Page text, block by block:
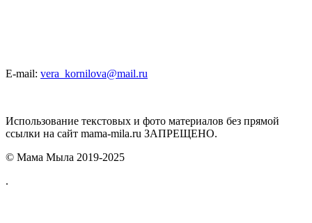
E-mail: vera_kornilova@mail.ru
Использование текстовых и фото материалов без прямой
ссылки на сайт mama-mila.ru ЗАПРЕЩЕНО.
© Мама Мыла 2019-2025
.